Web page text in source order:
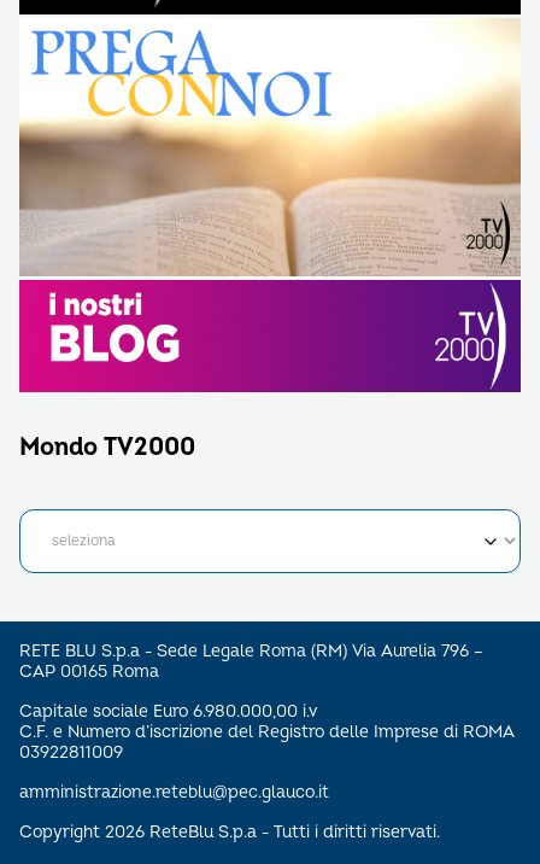
Mondo TV2000
RETE BLU S.p.a - Sede Legale Roma (RM) Via Aurelia 796 –
CAP 00165 Roma
Capitale sociale Euro 6.980.000,00 i.v
C.F. e Numero d’iscrizione del Registro delle Imprese di ROMA
03922811009
amministrazione.reteblu@pec.glauco.it
Copyright 2026 ReteBlu S.p.a - Tutti i diritti riservati.